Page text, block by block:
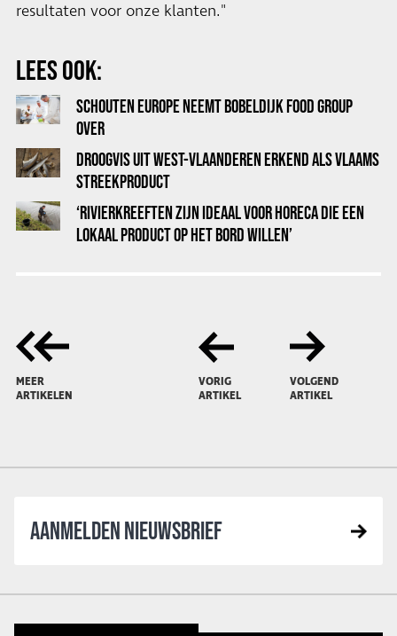
resultaten voor onze klanten."
LEES OOK:
SCHOUTEN EUROPE NEEMT BOBELDIJK FOOD GROUP
OVER
DROOGVIS UIT WEST-VLAANDEREN ERKEND ALS VLAAMS
STREEKPRODUCT
‘RIVIERKREEFTEN ZIJN IDEAAL VOOR HORECA DIE EEN
LOKAAL PRODUCT OP HET BORD WILLEN’
MEER
ARTIKELEN
VORIG
ARTIKEL
VOLGEND
ARTIKEL
AANMELDEN NIEUWSBRIEF